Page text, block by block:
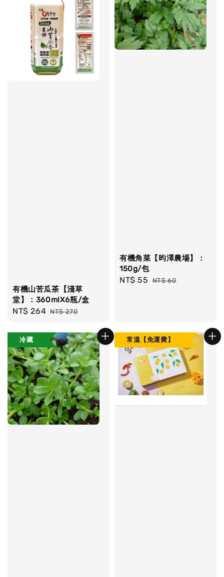
有機山苦瓜茶【淺草
堂】：360mlX6瓶/盒
Sale
NT$ 264 Regular
NT$ 270
有機角菜【昀澤農場】：
150g/包
Sale
NT$ 55 Regular
NT$ 60
冷藏 常溫【免運費】